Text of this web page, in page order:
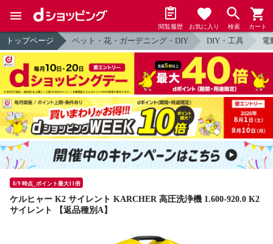
閲覧履歴 お気に入り 検索 カート
トップページ ペット・花・ガーデニング・DIY DIY・工具 電
8/9 時点_ポイント最大11倍
ケルヒャー K2 サイレント KARCHER 高圧洗浄機 1.600-920.0 K2
サイレント 【返品種別A】